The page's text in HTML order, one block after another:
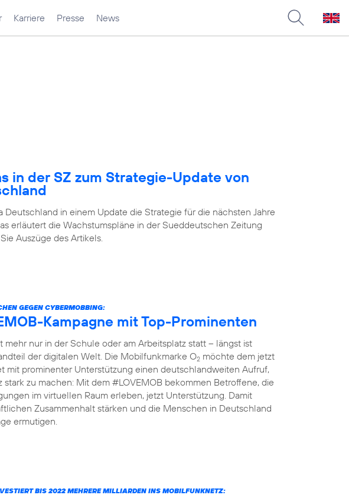
Karriere Presse News
in der SZ zum Strategie-Update von
Deutschland in einem Update die Strategie für die nächsten Jahre
erläutert die Wachstumspläne in der Sueddeutschen Zeitung
Auszüge des Artikels.
GEGEN CYBERMOBBING:
Kampagne mit Top-Prominenten
nur in der Schule oder am Arbeitsplatz statt – längst ist
der digitalen Welt. Die Mobilfunkmarke O2 möchte dem jetzt
mit prominenter Unterstützung einen deutschlandweiten Aufruf,
stark zu machen: Mit dem #LOVEMOB bekommen Betroffene, die
im virtuellen Raum erleben, jetzt Unterstützung. Damit
Zusammenhalt stärken und die Menschen in Deutschland
ermutigen.
BIS 2022 MEHRERE MILLIARDEN INS MOBILFUNKNETZ: